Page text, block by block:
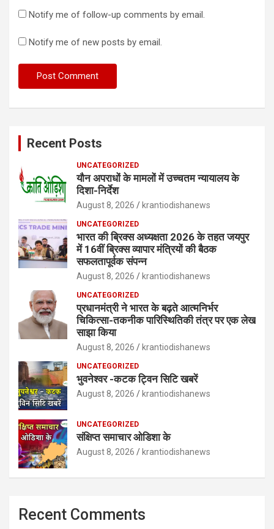
Notify me of follow-up comments by email.
Notify me of new posts by email.
Recent Posts
UNCATEGORIZED
यौन अपराधों के मामलों में उच्चतम न्यायालय के
दिशा-निर्देश
August 8, 2026 krantiodishanews
UNCATEGORIZED
भारत की ब्रिक्‍स अध्यक्षता 2026 के तहत जयपुर
में 16वीं ब्रिक्‍स व्यापार मंत्रियों की बैठक
सफलतापूर्वक संपन्न
August 8, 2026 krantiodishanews
UNCATEGORIZED
प्रधानमंत्री ने भारत के बढ़ते आत्मनिर्भर
चिकित्सा-तकनीक पारिस्थितिकी तंत्र पर एक लेख
साझा किया
August 8, 2026 krantiodishanews
UNCATEGORIZED
भुवनेश्वर -कटक ट्विन सिटि खबरें
August 8, 2026 krantiodishanews
UNCATEGORIZED
संक्षिप्त समाचार ओडिशा के
August 8, 2026 krantiodishanews
Recent Comments